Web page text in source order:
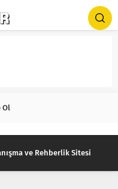
Ol
ve Rehberlik Sitesi